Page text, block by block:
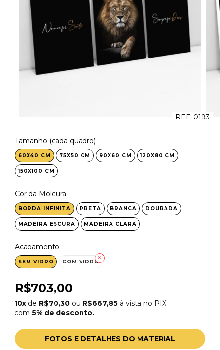
REF: 0193
Tamanho (cada quadro)
60X40 CM 75X50 CM 90X60 CM 120X80 CM
150X100 CM
Cor da Moldura
BORDA INFINITA PRETA BRANCA DOURADA
MADEIRA ESCURA MADEIRA CLARA
Acabamento
SEM VIDRO COM VIDRO
R$703,00
10x de R$70,30 ou R$667,85 à vista no PIX
com 5% de desconto.
FOTOS E DETALHES DO MATERIAL